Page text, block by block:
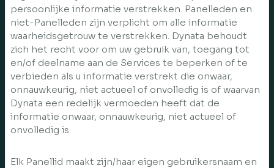
persoonlijke informatie verstrekken. Panelleden en
niet-Panelleden zijn verplicht om alle informatie
waarheidsgetrouw te verstrekken. Dynata behoudt
zich het recht voor om uw gebruik van, toegang tot
en/of deelname aan de Services te beperken of te
verbieden als u informatie verstrekt die onwaar,
onnauwkeurig, niet actueel of onvolledig is of waarvan
Dynata een redelijk vermoeden heeft dat de
informatie onwaar, onnauwkeurig, niet actueel of
onvolledig is.
Elk Panellid maakt zijn/haar eigen gebruikersnaam en